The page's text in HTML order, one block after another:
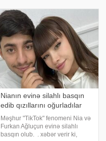
çalışan qadın onun qızılların
Nianın evinə silahlı basqın
edib qızıllarını oğurladılar
Məşhur "TikTok" fenomeni Nia və
Furkan Ağluçun evinə silahlı
basqın olub. . xəbər verir ki,